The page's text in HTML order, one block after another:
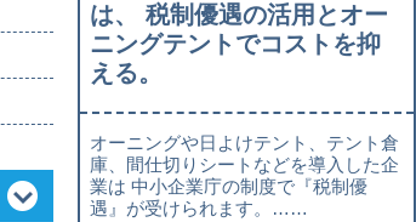
は、 税制優遇の活用とオー
ニングテントでコストを抑
える。
オーニングや日よけテント、テント倉
庫、間仕切りシートなどを導入した企
業は 中小企業庁の制度で『税制優
遇』が受けられます。……